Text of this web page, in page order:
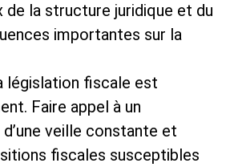
la structure juridique et du
importantes sur la
législation fiscale est
Faire appel à un
veille constante et
fiscales susceptibles